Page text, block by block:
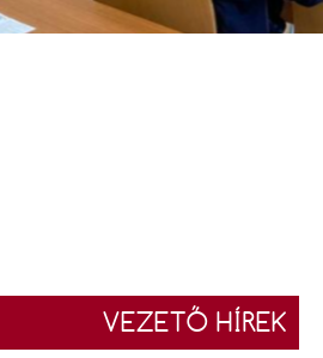
VEZETŐ HÍREK